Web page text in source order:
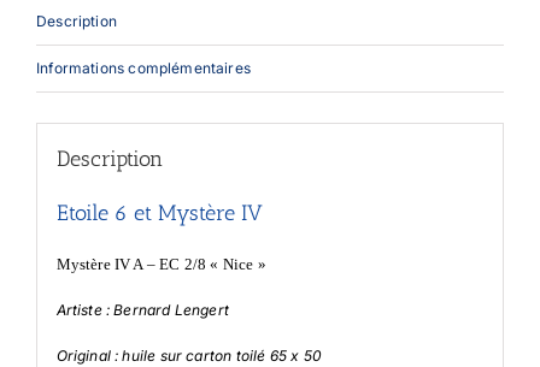
Description
Informations complémentaires
Description
Etoile 6 et Mystère IV
Mystère IV A – EC 2/8 « Nice »
Artiste : Bernard Lengert
Original : huile sur carton toilé 65 x 50